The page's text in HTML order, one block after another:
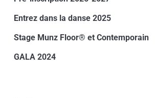
Entrez dans la danse 2025
Stage Munz Floor® et Contemporain
GALA 2024